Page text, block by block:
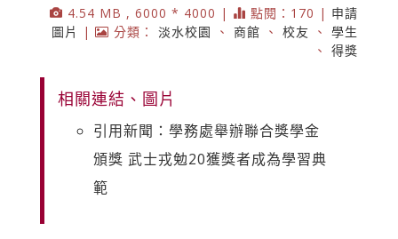
4.54 MB , 6000 * 4000 | 點閱：170 | 申請
圖片
| 分類： 淡水校園 、 商館 、 校友 、 學生
、 得獎
相關連結、圖片
引用新聞：學務處舉辦聯合獎學金
頒獎 武士戎勉20獲獎者成為學習典
範